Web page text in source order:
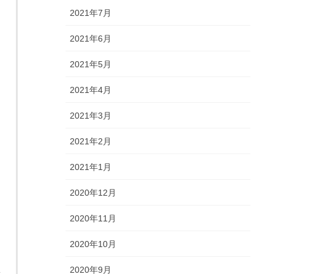
2021年7月
2021年6月
2021年5月
2021年4月
2021年3月
2021年2月
2021年1月
2020年12月
2020年11月
2020年10月
2020年9月